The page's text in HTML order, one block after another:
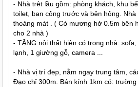
- Nhà trệt lầu gồm: phòng khách, khu
toilet, ban công trước và bên hông.
thoáng mát . ( Có mương hở 0.5m bên
cho 2 nhà )
- TẶNG nội thất hiện có trong nhà:
lạnh, 1 giường gỗ, camera ...
- Nhà vị trí đẹp, nằm ngay trung tâm,
Đạo chỉ 300m. Bán kính 1km có: